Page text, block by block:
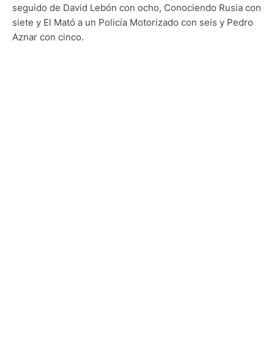
seguido de David Lebón con ocho, Conociendo Rusia con
siete y El Mató a un Policía Motorizado con seis y Pedro
Aznar con cinco.